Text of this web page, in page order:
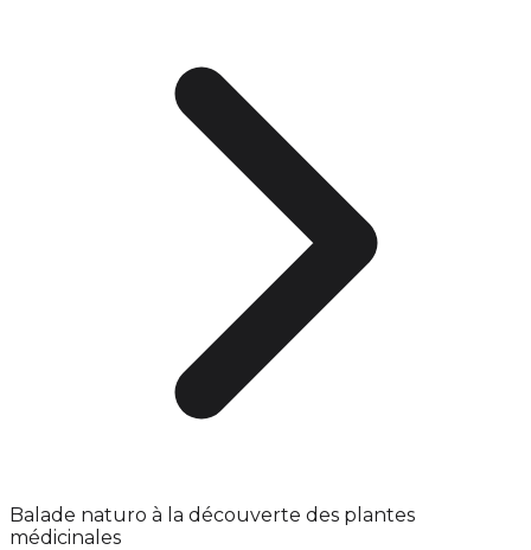
Balade naturo à la découverte des plantes
médicinales